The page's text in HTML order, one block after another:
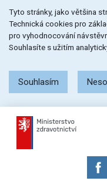
na
menu
na
obsah
na
patičku
stránky
Tyto stránky, jako většina
Technická cookies pro
pro vyhodnocování
Souhlasíte s užitím
Souhlasím